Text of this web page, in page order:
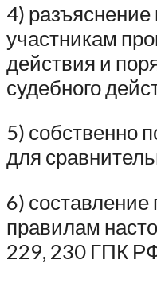
4) разъяснение
участникам
действия и
судебного
5) собственно
для
6) составление
правилам
229, 230 ГПК